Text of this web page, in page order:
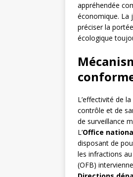
appréhendée
économique. La
préciser la
écologique
L’effectivité de
contrôle et de
de surveillance
L’Office
disposant de
les infractions au
(OFB)